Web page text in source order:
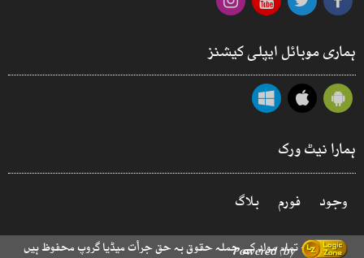
ہماری موبائل ایپلی کیشنز
ہمارا نیٹ ورک
وجود فورم بلاگ
© 2026 - تمام مواد کے جملہ حقوق بہ حق جرأت میڈیا گروپ محفوظ ہیں